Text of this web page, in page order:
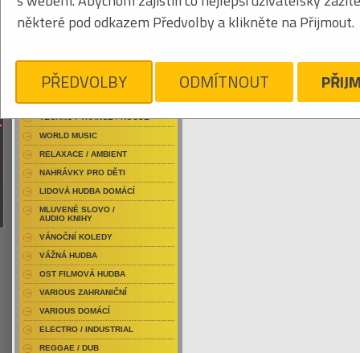
NITRO
Je nám líto, ale pro daný žánr/kategorii
RAP / HIP HOP DOMÁCÍ
RAP / HIP HOP ZAHRANIČNÍ
DVD / HUDBA
PUNK / HARDCORE
TECHNO / TRANCE / HOUSE
WORLD MUSIC
RELAXACE / AMBIENT
NAHRÁVKY PRO DĚTI
LIDOVÁ HUDBA DOMÁCÍ
MLUVENÉ SLOVO /
AUDIO KNIHY
VÁNOČNÍ KOLEDY
VÁŽNÁ HUDBA
OST FILMOVÁ HUDBA
VARIOUS ZAHRANIČNÍ
VARIOUS DOMÁCÍ
ELECTRO / INDUSTRIAL
REGGAE / DUB
některé pod odkazem Předvolby a klikněte na Přijmout.
PŘEDVOLBY ODMÍTNOUT